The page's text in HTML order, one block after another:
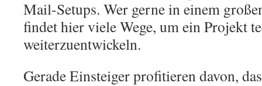
Mail-Setups. Wer gerne in einem
findet hier viele Wege, um ein Projekt
weiterzuentwickeln.
Gerade Einsteiger profitieren davon,